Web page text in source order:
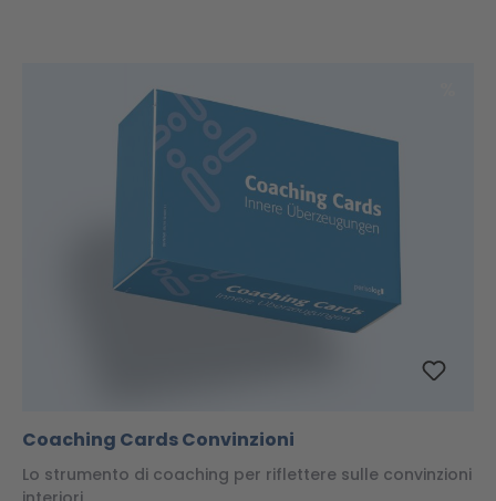
Coaching Cards Convinzioni
Lo strumento di coaching per riflettere sulle convinzioni